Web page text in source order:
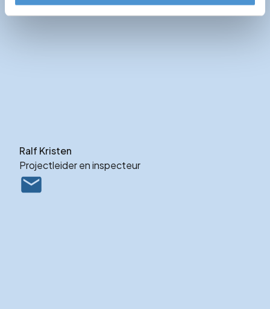
Ralf Kristen
Projectleider en inspecteur